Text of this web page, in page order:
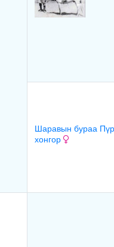
Шаравын бураа
хонгор